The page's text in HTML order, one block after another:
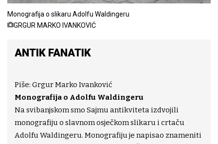
Monografija o slikaru Adolfu Waldingeru
GRGUR MARKO IVANKOVIĆ
ANTIK FANATIK
Piše: Grgur Marko Ivanković
Monografija o Adolfu Waldingeru
Na svibanjskom smo Sajmu antikviteta izdvojili
monografiju o slavnom osječkom slikaru i crtaču
Adolfu Waldingeru. Monografiju je napisao znameniti